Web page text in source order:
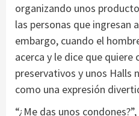
organizando unos
las personas que ingresan
embargo, cuando el
acerca y le dice que quiere
preservativos y unos Halls
como una expresión
“¿Me das unos